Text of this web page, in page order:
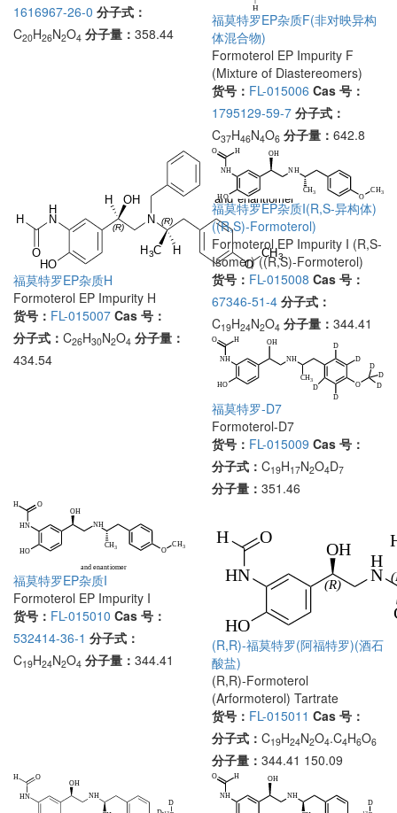
1616967-26-0 分子式：
C20H26N2O4 分子量： 358.44
福莫特罗EP杂质F(非对映异构
体混合物)
Formoterol EP Impurity F
(Mixture of Diastereomers)
货号： FL-015006 Cas 号：
1795129-59-7 分子式：
C37H46N4O6 分子量： 642.8
福莫特罗EP杂质H
Formoterol EP Impurity H
货号： FL-015007 Cas 号：
分子式： C26H30N2O4 分子量：
434.54
福莫特罗EP杂质I(R,S-异构体)
((R,S)-Formoterol)
Formoterol EP Impurity I (R,S-
Isomer) ((R,S)-Formoterol)
货号： FL-015008 Cas 号：
67346-51-4 分子式：
C19H24N2O4 分子量： 344.41
福莫特罗-D7
Formoterol-D7
货号： FL-015009 Cas 号：
分子式： C19H17N2O4D7
分子量： 351.46
福莫特罗EP杂质I
Formoterol EP Impurity I
货号： FL-015010 Cas 号：
532414-36-1 分子式：
C19H24N2O4 分子量： 344.41
(R,R)-福莫特罗(阿福特罗)(酒石
酸盐)
(R,R)-Formoterol
(Arformoterol) Tartrate
货号： FL-015011 Cas 号：
分子式： C19H24N2O4.C4H6O6
分子量： 344.41 150.09